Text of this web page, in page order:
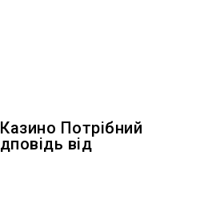
Потрібний
від